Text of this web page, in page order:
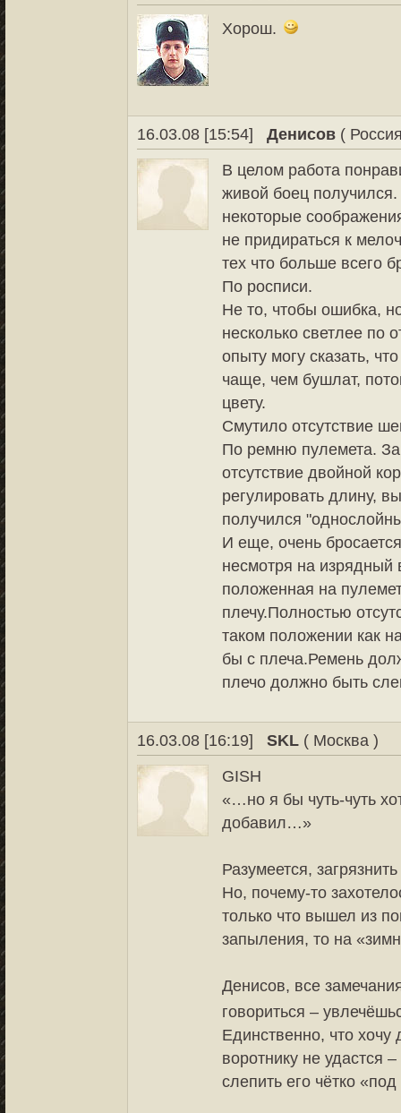
Хорош.
16.03.08 [15:54] Денисов (
В целом работа
живой боец получился.
некоторые
не придираться к
тех что больше всего
По росписи.
Не то, чтобы ошибка,
несколько светлее по
опыту могу сказать,
чаще, чем бушлат,
цвету.
Смутило отсутствие
По ремню пулемета.
отсутствие двойной
регулировать длину,
получился
И еще, очень
несмотря на изрядный
положенная на
плечу.Полностью
таком положении как
бы с плеча.Ремень
плечо должно быть
16.03.08 [16:19] SKL ( Москва )
GISH
«…но я бы чуть-чуть
добавил…»
Разумеется,
Но, почему-то
только что вышел из
запыления, то на
Денисов, все
говориться –
Единственно, что хочу
воротнику не удастся
слепить его чётко